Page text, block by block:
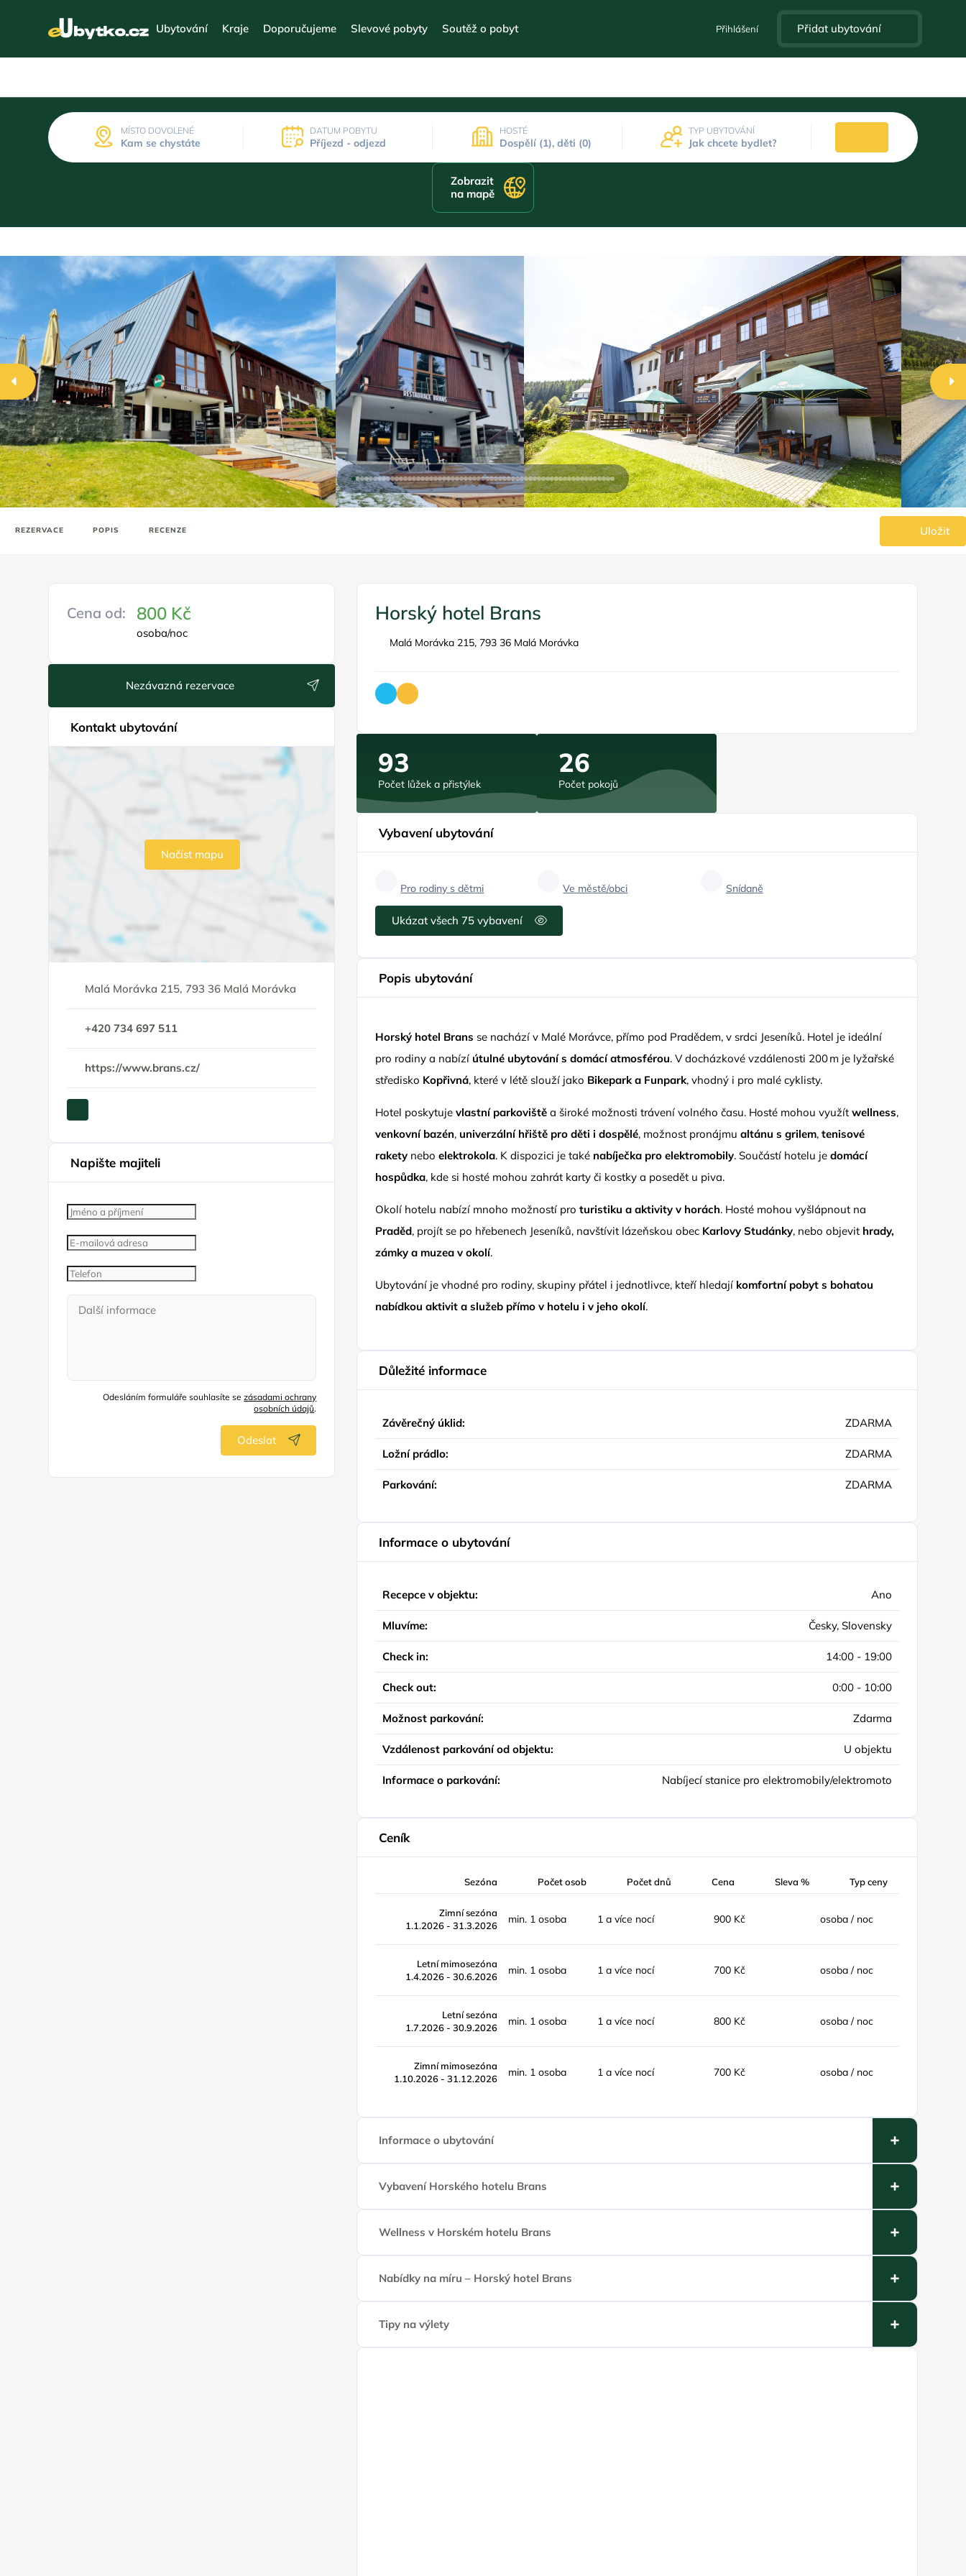
Ubytování Kraje Doporučujeme Slevové pobyty Soutěž o pobyt Přihlášení Přidat ubytování
MÍSTO DOVOLENÉ
Kam se chystáte
DATUM POBYTU
Příjezd - odjezd
HOSTÉ
Dospělí (1), děti (0)
TYP UBYTOVÁNÍ
Jak chcete bydlet?
Zobrazit
na mapě
REZERVACE POPIS RECENZE Uložit
Cena od: 800 Kč
osoba/noc
Nezávazná rezervace
Kontakt ubytování
Načíst mapu
Malá Morávka 215, 793 36 Malá Morávka
+420 734 697 511
https://www.brans.cz/
Napište majiteli
Odesláním formuláře souhlasíte sezásadami ochrany
osobních údajů.
Odeslat
Horský hotel Brans
Malá Morávka 215, 793 36 Malá Morávka
93
Počet lůžek a přistýlek
26
Počet pokojů
Vybavení ubytování
Pro rodiny s dětmi Ve městě/obci Snídaně
Ukázat všech 75 vybavení
Popis ubytování
Horský hotel Brans se nachází v Malé Morávce, přímo pod Pradědem, v srdci Jeseníků. Hotel je ideální
pro rodiny a nabízí útulné ubytování s domácí atmosférou. V docházkové vzdálenosti 200 m je lyžařské
středisko Kopřivná, které v létě slouží jako Bikepark a Funpark, vhodný i pro malé cyklisty.
Hotel poskytujevlastní parkoviště a široké možnosti trávení volného času. Hosté mohou využítwellness,
venkovní bazén, univerzální hřiště pro děti i dospělé, možnost pronájmualtánu s grilem,tenisové
rakety neboelektrokola. K dispozici je také nabíječka pro elektromobily. Součástí hotelu jedomácí
hospůdka, kde si hosté mohou zahrát karty či kostky a posedět u piva.
Okolí hotelu nabízí mnoho možností proturistiku a aktivity v horách. Hosté mohou vyšlápnout na
Praděd, projít se po hřebenech Jeseníků, navštívit lázeňskou obec Karlovy Studánky, nebo objevit hrady,
zámky a muzea v okolí.
Ubytování je vhodné pro rodiny, skupiny přátel i jednotlivce, kteří hledají komfortní pobyt s bohatou
nabídkou aktivit a služeb přímo v hotelu i v jeho okolí.
Důležité informace
Závěrečný úklid: ZDARMA
Ložní prádlo: ZDARMA
Parkování: ZDARMA
Informace o ubytování
Recepce v objektu: Ano
Mluvíme: Česky, Slovensky
Check in: 14:00 - 19:00
Check out: 0:00 - 10:00
Možnost parkování: Zdarma
Vzdálenost parkování od objektu: U objektu
Informace o parkování: Nabíjecí stanice pro elektromobily/elektromoto
Ceník
Sezóna Počet osob Počet dnů Cena Sleva % Typ ceny
Zimní sezóna
1.1.2026 - 31.3.2026
min. 1 osoba 1 a více nocí 900 Kč osoba / noc
Letní mimosezóna
1.4.2026 - 30.6.2026
min. 1 osoba 1 a více nocí 700 Kč osoba / noc
Letní sezóna
1.7.2026 - 30.9.2026
min. 1 osoba 1 a více nocí 800 Kč osoba / noc
Zimní mimosezóna
1.10.2026 - 31.12.2026
min. 1 osoba 1 a více nocí 700 Kč osoba / noc
Informace o ubytování
Vybavení Horského hotelu Brans
Wellness v Horském hotelu Brans
Nabídky na míru – Horský hotel Brans
Tipy na výlety